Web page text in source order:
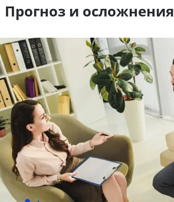
Прогноз и осложнения